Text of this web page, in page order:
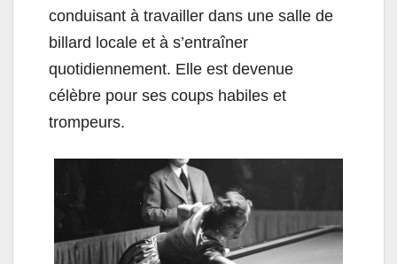
conduisant à travailler dans une salle de
billard locale et à s’entraîner
quotidiennement. Elle est devenue
célèbre pour ses coups habiles et
trompeurs.